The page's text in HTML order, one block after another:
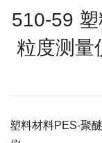
510-59
粒度测量
塑料材料PES-聚